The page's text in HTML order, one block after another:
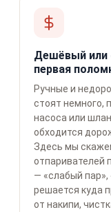
Дешёвый или
первая
Ручные и
стоят немного,
насоса или
обходится
Здесь мы
отпаривателей
— «слабый пар»,
решается куда
от накипи,